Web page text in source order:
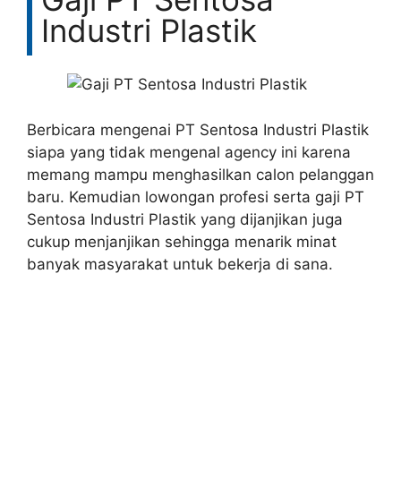
Industri Plastik
Berbicara mengenai PT Sentosa Industri Plastik
siapa yang tidak mengenal agency ini karena
memang mampu menghasilkan calon pelanggan
baru. Kemudian lowongan profesi serta gaji PT
Sentosa Industri Plastik yang dijanjikan juga
cukup menjanjikan sehingga menarik minat
banyak masyarakat untuk bekerja di sana.